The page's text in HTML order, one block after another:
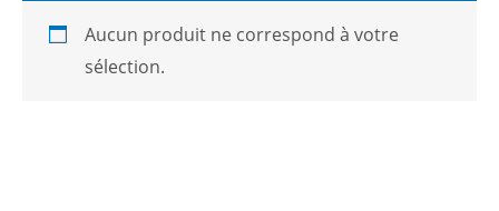
Aucun produit ne correspond à votre
sélection.